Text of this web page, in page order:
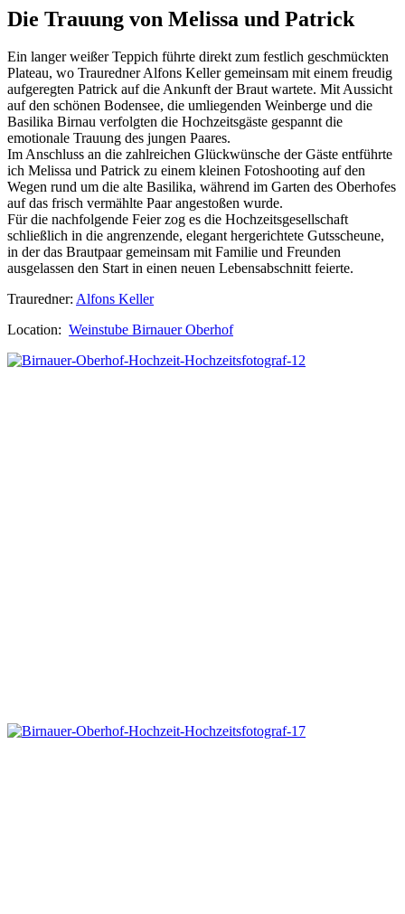
Die Trauung von Melissa und Patrick
Ein langer weißer Teppich führte direkt zum festlich geschmückten
Plateau, wo Trauredner Alfons Keller gemeinsam mit einem freudig
aufgeregten Patrick auf die Ankunft der Braut wartete. Mit Aussicht
auf den schönen Bodensee, die umliegenden Weinberge und die
Basilika Birnau verfolgten die Hochzeitsgäste gespannt die
emotionale Trauung des jungen Paares.
Im Anschluss an die zahlreichen Glückwünsche der Gäste entführte
ich Melissa und Patrick zu einem kleinen Fotoshooting auf den
Wegen rund um die alte Basilika, während im Garten des Oberhofes
auf das frisch vermählte Paar angestoßen wurde.
Für die nachfolgende Feier zog es die Hochzeitsgesellschaft
schließlich in die angrenzende, elegant hergerichtete Gutsscheune,
in der das Brautpaar gemeinsam mit Familie und Freunden
ausgelassen den Start in einen neuen Lebensabschnitt feierte.
Trauredner: Alfons Keller
Location: Weinstube Birnauer Oberhof